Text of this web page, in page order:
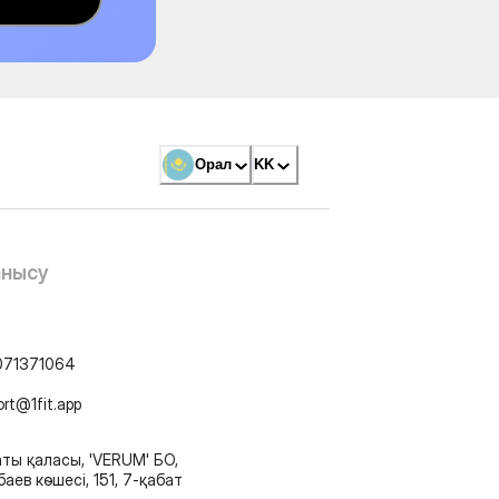
Орал KK
қаласы, 'VERUM' БО,
көшесі, 151, 7-қабат